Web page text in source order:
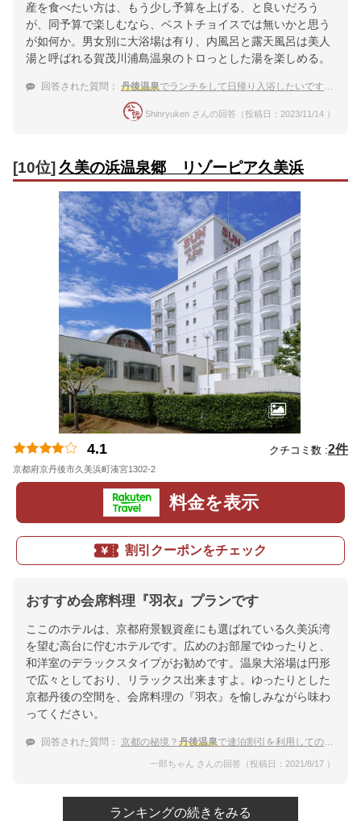
産を食べたい方は、もう少し予算を上げる、と良いだろう
が、同予算で楽しむなら、ベストチョイスでは無いかと思う
が如何か。男女別に大浴場は有り、内風呂と露天風呂は美人
湯と呼ばれる賀茂川浦島温泉のトロっとした湯を楽しめる。
回答された質問： 丹後温泉でランチをして日帰り入浴したいです。カニがいただける温泉宿は？
Shinryuken さんの回答（投稿日：2023/11/14 ）
[10位] 久美の浜温泉郷 リゾーピア久美浜
4.1 クチコミ数 :2件
京都府京丹後市久美浜町湊宮1302-2
料金を表示
割引クーポンをチェック
おすすめ会席料理『羽衣』プランです
ここのホテルは、京都府景観資産にも選ばれている久美浜湾
を望む高台に佇むホテルです。広めのお部屋でゆったりと、
和洋室のデラックスタイプがお勧めです。温泉大浴場は円形
で広々としており、リラックス出来ますよ。ゆったりとした
京都丹後の空間を、会席料理の『羽衣』を愉しみながら味わ
ってください。
回答された質問： 京都の秘境？ 丹後温泉で連泊割引を利用してのんびりしたいです。
一郎ちゃん さんの回答（投稿日：2021/8/17 ）
ランキングの続きをみる